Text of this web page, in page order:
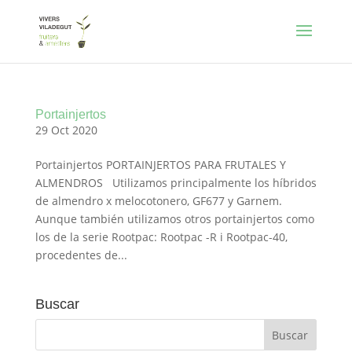
Portainjertos
29 Oct 2020
Portainjertos PORTAINJERTOS PARA FRUTALES Y
ALMENDROS Utilizamos principalmente los híbridos
de almendro x melocotonero, GF677 y Garnem.
Aunque también utilizamos otros portainjertos como
los de la serie Rootpac: Rootpac -R i Rootpac-40,
procedentes de...
Buscar